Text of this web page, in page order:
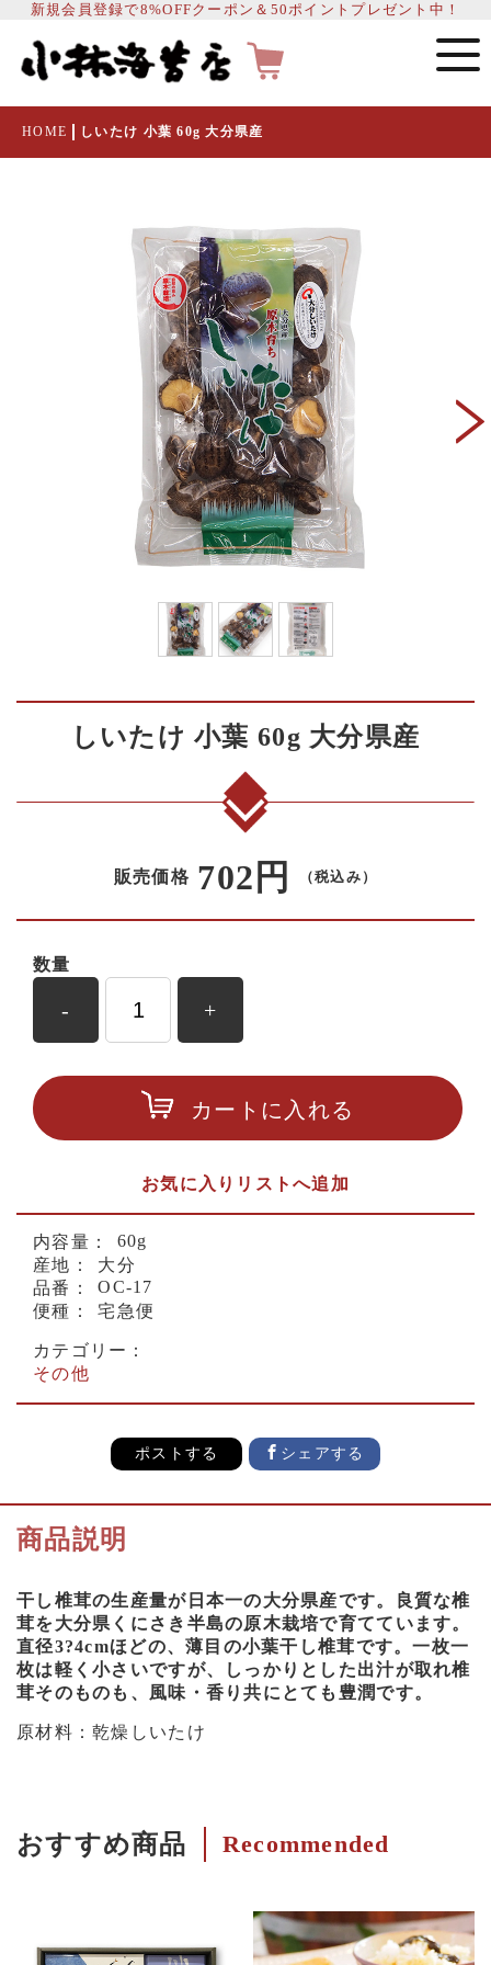
新規会員登録で8%OFFクーポン＆50ポイントプレゼント中！
HOME しいたけ 小葉 60g 大分県産
しいたけ 小葉 60g 大分県産
販売価格 702円 （税込み）
数量
- +
カートに入れる
お気に入りリストへ追加
内容量：
60g
産地：
大分
品番：
OC-17
便種：
宅急便
カテゴリー：
その他
ポストする シェアする
商品説明
干し椎茸の生産量が日本一の大分県産です。良質な椎
茸を大分県くにさき半島の原木栽培で育てています。
直径3?4cmほどの、薄目の小葉干し椎茸です。一枚一
枚は軽く小さいですが、しっかりとした出汁が取れ椎
茸そのものも、風味・香り共にとても豊潤です。
原材料：乾燥しいたけ
おすすめ商品 Recommended